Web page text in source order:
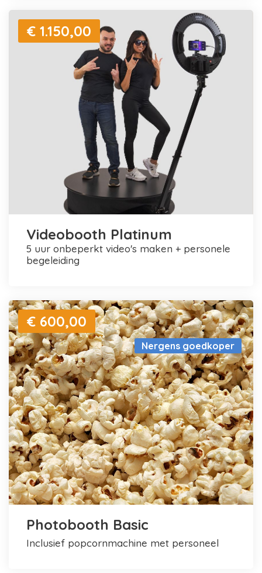
€ 1.150,00
Videobooth Platinum
5 uur onbeperkt video's maken + personele
begeleiding
Nergens goedkoper
€ 600,00
Photobooth Basic
inclusief popcornmachine met personeel